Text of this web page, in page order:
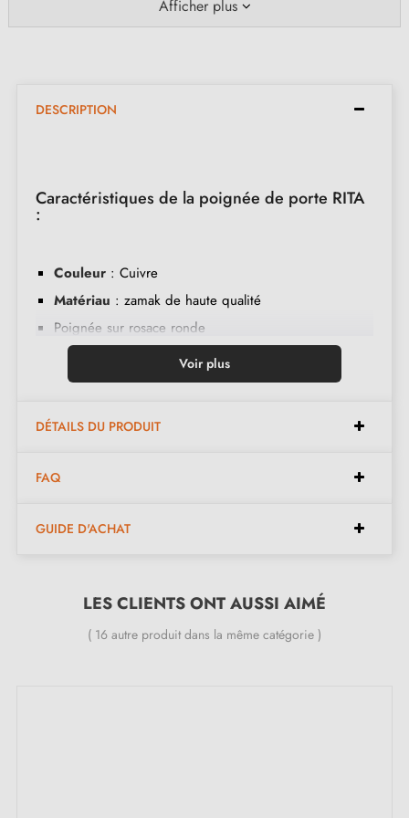
Afficher plus
DESCRIPTION
Caractéristiques de la poignée de porte RITA
:
Couleur : Cuivre
Matériau : zamak de haute qualité
Poignée sur rosace ronde
Rosace avec 6mm d'épaisseur
Poignée lourde et pleine pour une prise confortable
Garantie constructeur de 24 mois
Disponibles en 5 autres couleurs différentes
Inclus dans le kit :
Voir plus
DÉTAILS DU PRODUIT
FAQ
GUIDE D'ACHAT
LES CLIENTS ONT AUSSI AIMÉ
( 16 autre produit dans la même catégorie )